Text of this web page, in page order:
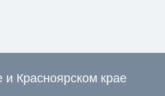
и Красноярском крае